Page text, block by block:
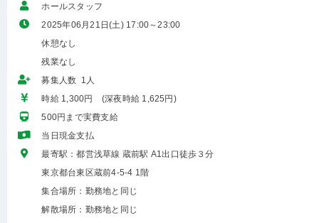
ホールスタッフ
2025年06月21日(土) 17:00～23:00
休憩なし
残業なし
募集人数 1人
時給 1,300円 (深夜時給 1,625円)
500円まで実費支給
当日現金支払
最寄駅：都営浅草線 蔵前駅 A1出口徒歩３分
東京都台東区蔵前4-5-4 1階
集合場所：勤務地と同じ
解散場所：勤務地と同じ